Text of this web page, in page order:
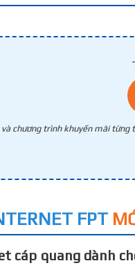
và chương trình khuyến mãi
FPT
cáp quang dành